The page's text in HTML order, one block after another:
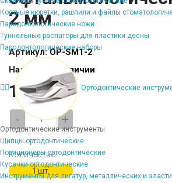
Костные кюретки, рашпили и файлы
Пародонтологические ножи
Туннельные распаторы для пластики десны
Пародонтологические наборы
Ортодонтические
Ортодонтические инструменты
Щипцы ортодонтические
Позиционеры ортодонтические
Кусачки ортодонтические
Инструменты для лигатур, металлических и
2 мм
Артикул:OP-SM1-2
Наличие:
В наличии
1431 ₽
- +
Количество
1 шт.